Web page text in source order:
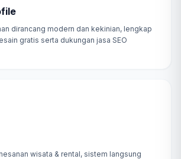
dirancang modern dan kekinian, lengkap
gratis serta dukungan jasa SEO
wisata & rental, sistem langsung